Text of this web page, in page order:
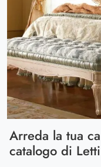
Arreda la tua
catalogo di